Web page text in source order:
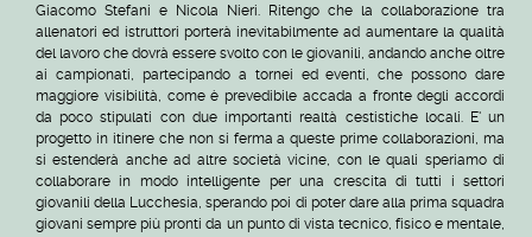
Giacomo Stefani e Nicola Nieri.
Ritengo che la collaborazione tra
allenatori ed istruttori porterà inevitabilmente ad aumentare la qualità
del lavoro che dovrà essere svolto con le giovanili, andando anche oltre
ai campionati, partecipando a tornei ed eventi, che possono dare
maggiore visibilità, come è prevedibile accada a fronte degli accordi
da poco stipulati con due importanti realtà cestistiche locali. E' un
progetto in itinere che non si ferma a queste prime collaborazioni, ma
si estenderà anche ad altre società vicine, con le quali speriamo di
collaborare in modo intelligente per una crescita di tutti i settori
giovanili della Lucchesia, sperando poi di poter dare alla prima squadra
giovani sempre più pronti da un punto di vista tecnico, fisico e mentale,